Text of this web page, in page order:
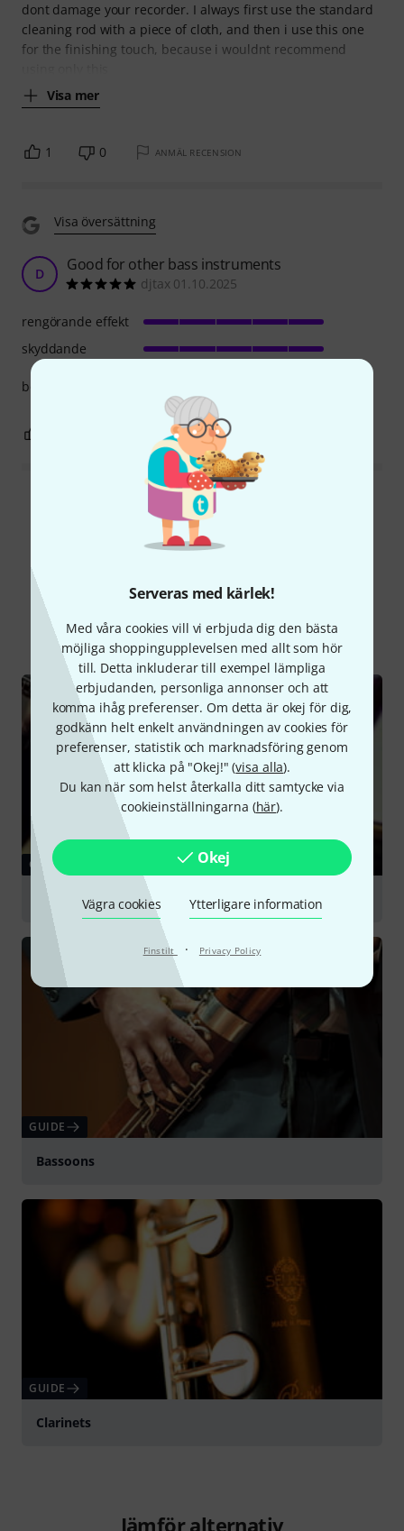
Serveras med kärlek!
Med våra cookies vill vi erbjuda dig den bästa
möjliga shoppingupplevelsen med allt som hör
till. Detta inkluderar till exempel lämpliga
erbjudanden, personliga annonser och att
komma ihåg preferenser. Om detta är okej för dig,
godkänn helt enkelt användningen av cookies för
preferenser, statistik och marknadsföring genom
att klicka på "Okej!" (visa alla).
Du kan när som helst återkalla ditt samtycke via
cookieinställningarna (här).
Okej
Vägra cookies Ytterligare information
Finstilt · Privacy Policy
dont damage your recorder. I always first use the standard
cleaning rod with a piece of cloth, and then i use this one
for the finishing touch, because i wouldnt recommend
Visa mer
1 0 ANMÄL RECENSION
Visa översättning
D Good for other bass instruments
djtax 01.10.2025
bought it for my bassoon - works well!
rengörande effekt
skyddande
ANMÄL RECENSION
Läs alla recensioner
Visste du?
Alla Onlineguide
GUIDE
GUIDE
Bassoons
GUIDE
Clarinets
Jämför alternativ